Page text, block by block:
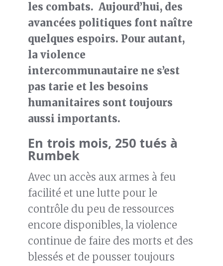
les combats. Aujourd’hui, des
avancées politiques font naître
quelques espoirs. Pour autant,
la violence
intercommunautaire ne s’est
pas tarie et les besoins
humanitaires sont toujours
aussi importants.
En trois mois, 250 tués à
Rumbek
Avec un accès aux armes à feu
facilité et une lutte pour le
contrôle du peu de ressources
encore disponibles, la violence
continue de faire des morts et des
blessés et de pousser toujours